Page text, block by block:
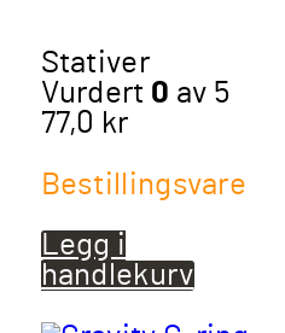
Stativer
Vurdert 0 av 5
77,0 kr
Bestillingsvare
Legg i
handlekurv